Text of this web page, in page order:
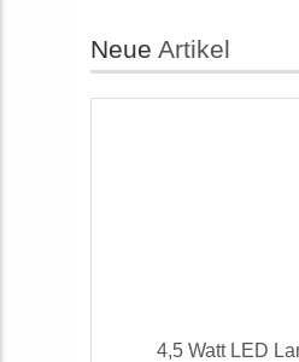
Neue Artikel
4,5 Watt LED